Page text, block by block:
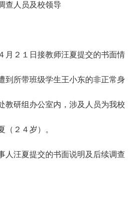
人员及校领导
２１日接教师汪夏提交的书面情
到所带班级学生王小东的非正常身
教研组办公室内，涉及人员为我校
（２４岁）。
汪夏提交的书面说明及后续调查